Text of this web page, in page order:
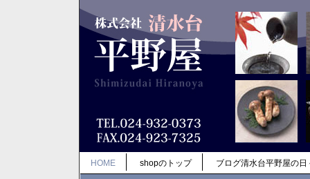
HOME shopのトップ ブログ清水台平野屋の日